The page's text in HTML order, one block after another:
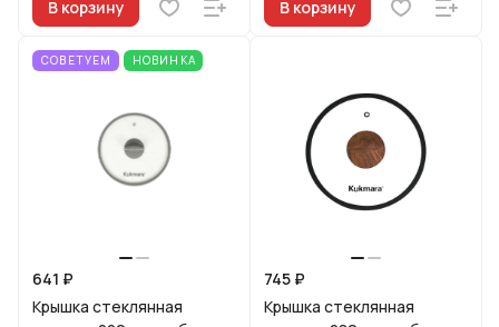
В корзину В корзину
СОВЕТУЕМ НОВИНКА
641 ₽
Крышка стеклянная
745 ₽
Крышка стеклянная